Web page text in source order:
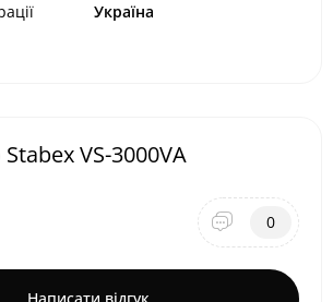
Україна
VS-3000VA
0